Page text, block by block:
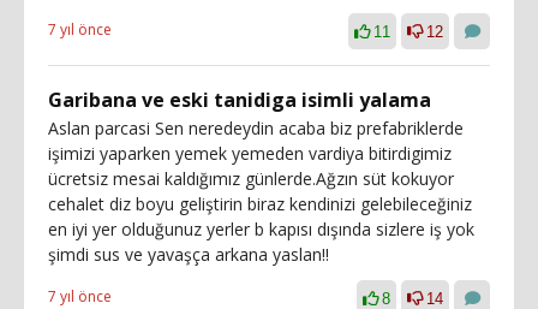
7 yıl önce 11 12
Garibana ve eski tanidiga isimli yalama
Aslan parcasi Sen neredeydin acaba biz prefabriklerde
işimizi yaparken yemek yemeden vardiya bitirdigimiz
ücretsiz mesai kaldığımız günlerde.Ağzın süt kokuyor
cehalet diz boyu geliştirin biraz kendinizi gelebileceğiniz
en iyi yer olduğunuz yerler b kapısı dışında sizlere iş yok
şimdi sus ve yavaşça arkana yaslan!!
7 yıl önce 8 14